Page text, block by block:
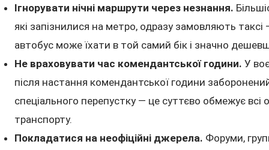
Ігнорувати нічні маршрути через незнання.
які запізнилися на метро, одразу замовляють таксі
автобус може їхати в той самий бік і значно
Не враховувати час комендантської години. У
після настання комендантської години
спеціального перепустку — це суттєво обмежує всі
транспорту.
Покладатися на неофіційні джерела. Форуми,